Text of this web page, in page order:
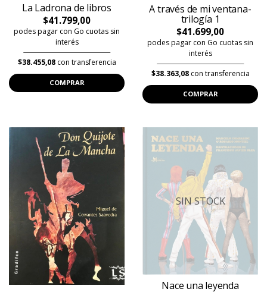
La Ladrona de libros
$41.799,00
podes pagar con Go cuotas sin
interés
$38.455,08con transferencia
COMPRAR
A través de mi ventana-
trilogía 1
$41.699,00
podes pagar con Go cuotas sin
interés
$38.363,08con transferencia
COMPRAR
SIN STOCK
Nace una leyenda